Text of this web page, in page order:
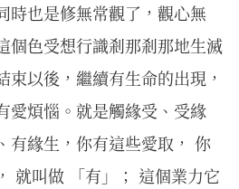
時也是修無常觀了，觀心無
個色受想行識剎那剎那地生滅
以後，繼續有生命的出現，
愛煩惱。就是觸緣受、受緣
有緣生，你有這些愛取， 你
就叫做 「有」； 這個業力它